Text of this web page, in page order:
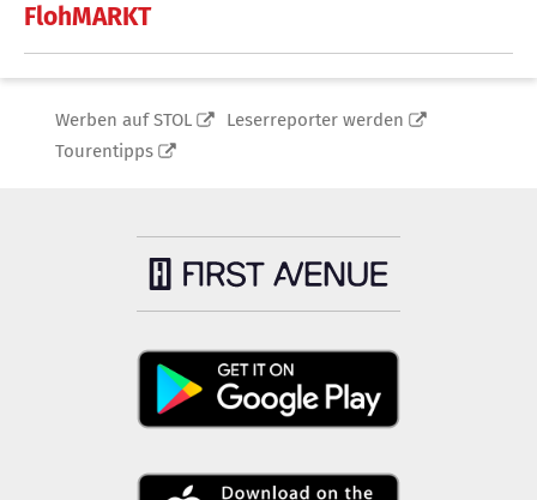
FlohMARKT
Werben auf STOL
Leserreporter werden
Tourentipps